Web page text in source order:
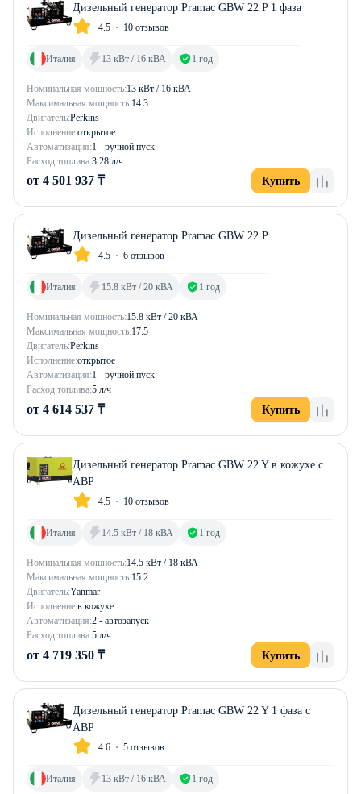
Дизельный генератор Pramac GBW 22 P 1 фаза
4.5 10 отзывов
Номинальная мощность:13 кВт / 16 кВА
Максимальная мощность:14.3
Двигатель:Perkins
Исполнение:открытое
Автоматизация:1 - ручной пуск
Расход топлива:3.28 л/ч
Италия 13 кВт / 16 кВА 1 год
от 4 501 937 ₸ Купить
Дизельный генератор Pramac GBW 22 P
4.5 6 отзывов
Номинальная мощность:15.8 кВт / 20 кВА
Максимальная мощность:17.5
Двигатель:Perkins
Исполнение:открытое
Автоматизация:1 - ручной пуск
Расход топлива:5 л/ч
Италия 15.8 кВт / 20 кВА 1 год
от 4 614 537 ₸ Купить
Дизельный генератор Pramac GBW 22 Y в кожухе с
АВР
4.5 10 отзывов
Номинальная мощность:14.5 кВт / 18 кВА
Максимальная мощность:15.2
Двигатель:Yanmar
Исполнение:в кожухе
Автоматизация:2 - автозапуск
Расход топлива:5 л/ч
Италия 14.5 кВт / 18 кВА 1 год
от 4 719 350 ₸ Купить
Дизельный генератор Pramac GBW 22 Y 1 фаза с
АВР
4.6 5 отзывов
Италия 13 кВт / 16 кВА 1 год